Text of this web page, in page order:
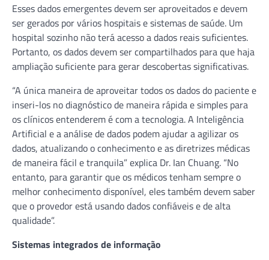
Esses dados emergentes devem ser aproveitados e devem
ser gerados por vários hospitais e sistemas de saúde. Um
hospital sozinho não terá acesso a dados reais suficientes.
Portanto, os dados devem ser compartilhados para que haja
ampliação suficiente para gerar descobertas significativas.
“A única maneira de aproveitar todos os dados do paciente e
inseri-los no diagnóstico de maneira rápida e simples para
os clínicos entenderem é com a tecnologia. A Inteligência
Artificial e a análise de dados podem ajudar a agilizar os
dados, atualizando o conhecimento e as diretrizes médicas
de maneira fácil e tranquila” explica Dr. Ian Chuang. “No
entanto, para garantir que os médicos tenham sempre o
melhor conhecimento disponível, eles também devem saber
que o provedor está usando dados confiáveis ​​e de alta
qualidade”.
Sistemas integrados de informação